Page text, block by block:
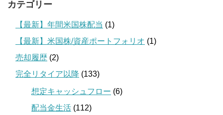
カテゴリー
【最新】年間米国株配当 (1)
【最新】米国株/資産ポートフォリオ (1)
売却履歴 (2)
完全リタイア以降 (133)
想定キャッシュフロー (6)
配当金生活 (112)